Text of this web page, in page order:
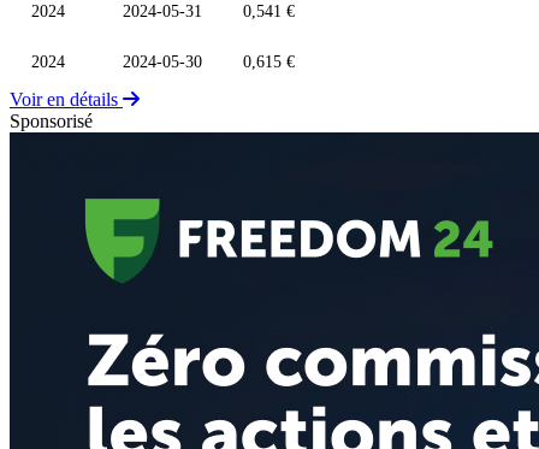
2024 2024-05-31 0,541 €
2024 2024-05-30 0,615 €
Voir en détails
Sponsorisé